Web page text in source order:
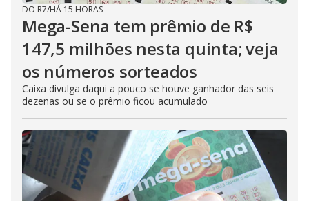
DO R7/HÁ 15 HORAS
Mega-Sena tem prêmio de R$
147,5 milhões nesta quinta; veja
os números sorteados
Caixa divulga daqui a pouco se houve ganhador das seis
dezenas ou se o prêmio ficou acumulado